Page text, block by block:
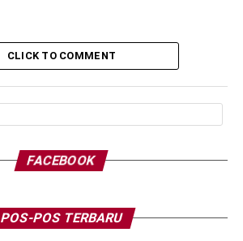
CLICK TO COMMENT
FACEBOOK
POS-POS TERBARU